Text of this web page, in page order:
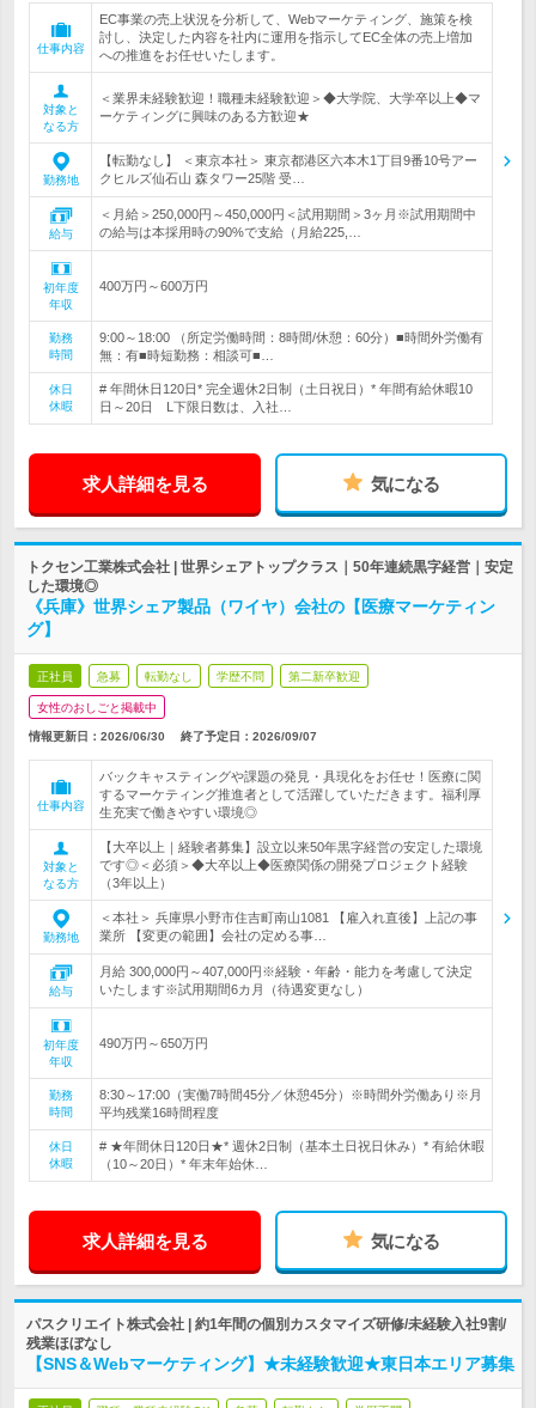
仕事内容
EC事業の売上状況を分析して、Webマーケティング、施策を検
討し、決定した内容を社内に運用を指示してEC全体の売上増加
への推進をお任せいたします。
対象と
なる方
＜業界未経験歓迎！職種未経験歓迎＞◆大学院、大学卒以上◆マ
ーケティングに興味のある方歓迎★
勤務地
【転勤なし】 ＜東京本社＞ 東京都港区六本木1丁目9番10号アー
クヒルズ仙石山 森タワー25階 受…
給与
＜月給＞250,000円～450,000円＜試用期間＞3ヶ月※試用期間中
の給与は本採用時の90%で支給（月給225,…
初年度
年収
400万円～600万円
勤務
時間
9:00～18:00 （所定労働時間：8時間/休憩：60分）■時間外労働有
無：有■時短勤務：相談可■…
休日
休暇
# 年間休日120日* 完全週休2日制（土日祝日）* 年間有給休暇10
日～20日 L下限日数は、入社…
求人詳細を見る 気になる
トクセン工業株式会社 | 世界シェアトップクラス｜50年連続黒字経営｜安定
した環境◎
《兵庫》世界シェア製品（ワイヤ）会社の【医療マーケティン
グ】
正社員 急募 転勤なし 学歴不問 第二新卒歓迎
女性のおしごと掲載中
情報更新日：2026/06/30 終了予定日： 2026/09/07
仕事内容
バックキャスティングや課題の発見・具現化をお任せ！医療に関
するマーケティング推進者として活躍していただきます。福利厚
生充実で働きやすい環境◎
対象と
なる方
【大卒以上｜経験者募集】設立以来50年黒字経営の安定した環境
です◎＜必須＞◆大卒以上◆医療関係の開発プロジェクト経験
（3年以上）
勤務地
＜本社＞ 兵庫県小野市住吉町南山1081 【雇入れ直後】上記の事
業所 【変更の範囲】会社の定める事…
給与
月給 300,000円～407,000円※経験・年齢・能力を考慮して決定
いたします※試用期間6カ月（待遇変更なし）
初年度
年収
490万円～650万円
勤務
時間
8:30～17:00（実働7時間45分／休憩45分）※時間外労働あり※月
平均残業16時間程度
休日
休暇
# ★年間休日120日★* 週休2日制（基本土日祝日休み）* 有給休暇
（10～20日）* 年末年始休…
求人詳細を見る 気になる
パスクリエイト株式会社 | 約1年間の個別カスタマイズ研修/未経験入社9割/
残業ほぼなし
【SNS＆Webマーケティング】★未経験歓迎★東日本エリア募集